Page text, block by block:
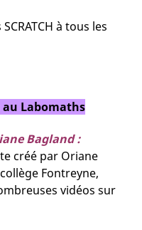
à tous les
Labomaths
Bagland :
créé par Oriane
Fontreyne,
vidéos sur